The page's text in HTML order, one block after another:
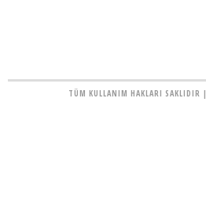
TÜM KULLANIM HAKLARI SAKLIDIR |